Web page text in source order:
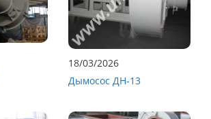
18/03/2026
Дымосос ДН-13